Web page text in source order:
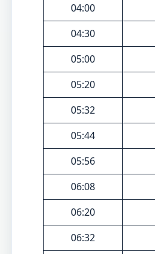
04:00
04:30
05:00
05:20
05:32
05:44
05:56
06:08
06:20
06:32